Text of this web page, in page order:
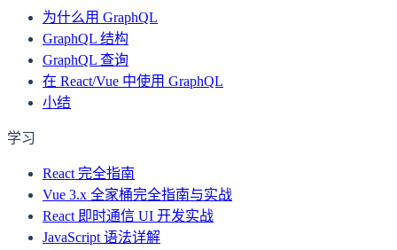
为什么用 GraphQL
GraphQL 结构
GraphQL 查询
在 React/Vue 中使用 GraphQL
小结
学习
React 完全指南
Vue 3.x 全家桶完全指南与实战
React 即时通信 UI 开发实战
JavaScript 语法详解